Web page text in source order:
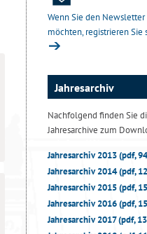
Wenn Sie den
möchten, registrieren Sie
Jahresarchiv
Nachfolgend finden Sie
Jahresarchive zum
Jahresarchiv 2013 (pdf,
Jahresarchiv 2014 (pdf,
Jahresarchiv 2015 (pdf,
Jahresarchiv 2016 (pdf,
Jahresarchiv 2017 (pdf,